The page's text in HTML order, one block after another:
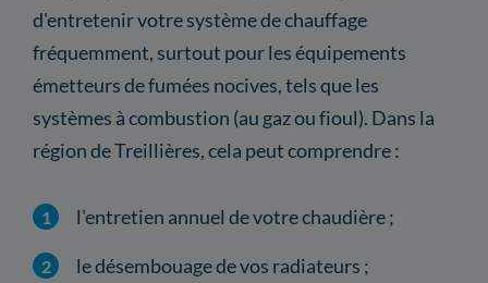
d'entretenir votre système de chauffage
fréquemment, surtout pour les équipements
émetteurs de fumées nocives, tels que les
systèmes à combustion (au gaz ou fioul). Dans la
région de Treillières, cela peut comprendre :
l'entretien annuel de votre chaudière ;
le désembouage de vos radiateurs ;